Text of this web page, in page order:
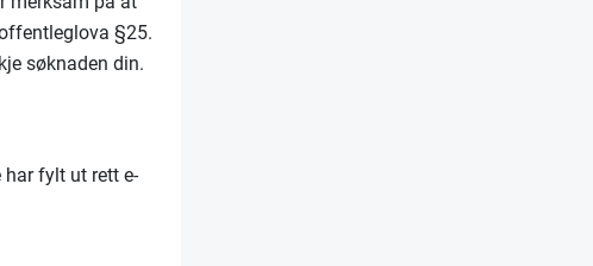
§25.
søknaden din.
har fylt ut rett e-